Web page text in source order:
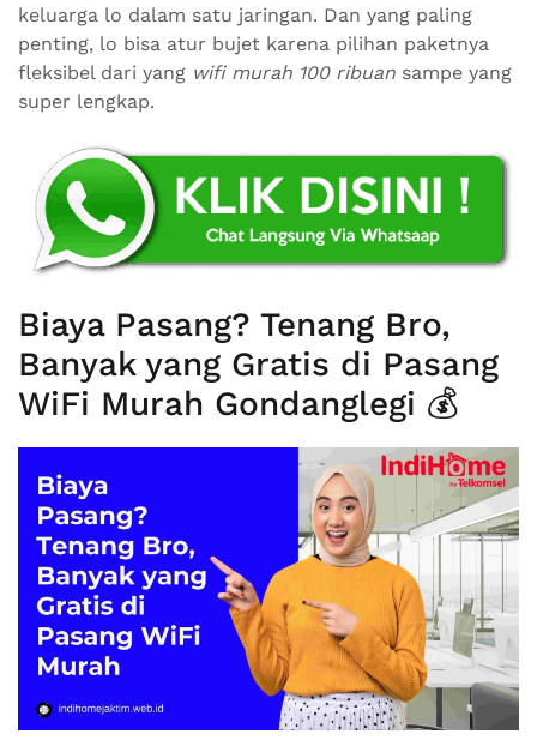
keluarga lo dalam satu jaringan. Dan yang paling
penting, lo bisa atur bujet karena pilihan paketnya
fleksibel dari yang wifi murah 100 ribuan sampe yang
super lengkap.
Biaya Pasang? Tenang Bro,
Banyak yang Gratis di Pasang
WiFi Murah Gondanglegi 💰